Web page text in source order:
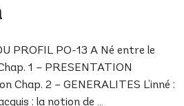
PROFIL PO-13 A Né entre le
1 – PRESENTATION
Chap. 2 – GENERALITES L’inné :
: la notion de …